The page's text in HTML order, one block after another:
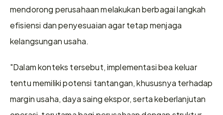
mendorong perusahaan melakukan berbagai langkah
efisiensi dan penyesuaian agar tetap menjaga
kelangsungan usaha.
"Dalam konteks tersebut, implementasi bea keluar
tentu memiliki potensi tantangan, khususnya terhadap
margin usaha, daya saing ekspor, serta keberlanjutan